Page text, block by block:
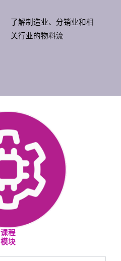
了解制造业、分销业和相
关行业的物料流
课程
模块